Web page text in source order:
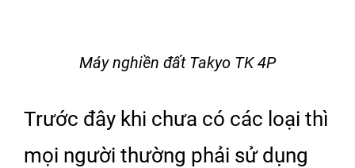
Máy nghiền đất Takyo TK 4P
Trước đây khi chưa có các loại thì
mọi người thường phải sử dụng